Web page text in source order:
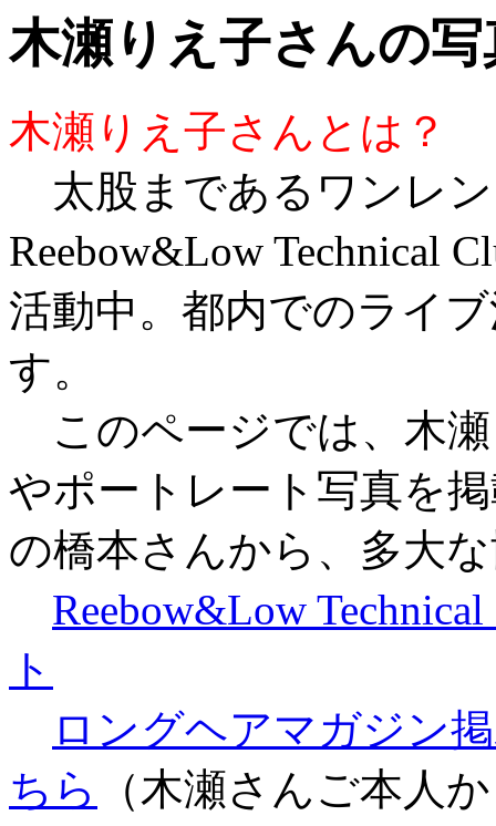
木瀬りえ子さんの写
木瀬りえ子さんとは？
太股まであるワンレ
Reebow&Low Technical
活動中。都内でのライ
す。
このページでは、木
やポートレート写真を
の橋本さんから、多大
Reebow&Low
ト
ロングヘアマガジン
ちら
（木瀬さんご本人